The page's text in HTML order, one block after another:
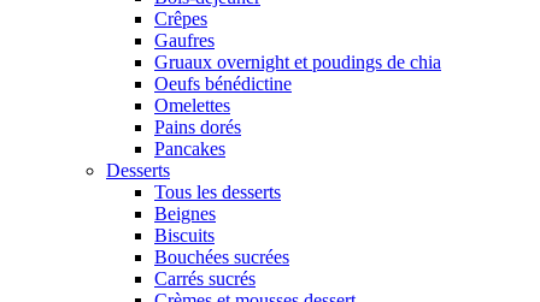
Crêpes
Gaufres
Gruaux overnight et poudings de chia
Oeufs bénédictine
Omelettes
Pains dorés
Pancakes
Desserts
Tous les desserts
Beignes
Biscuits
Bouchées sucrées
Carrés sucrés